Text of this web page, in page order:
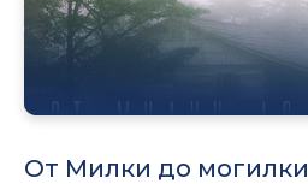
От Милки до могилки